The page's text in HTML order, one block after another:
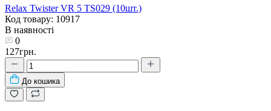
Relax Twister VR 5 TS029 (10шт.)
Код товару: 10917
В наявності
0
127грн.
До кошика